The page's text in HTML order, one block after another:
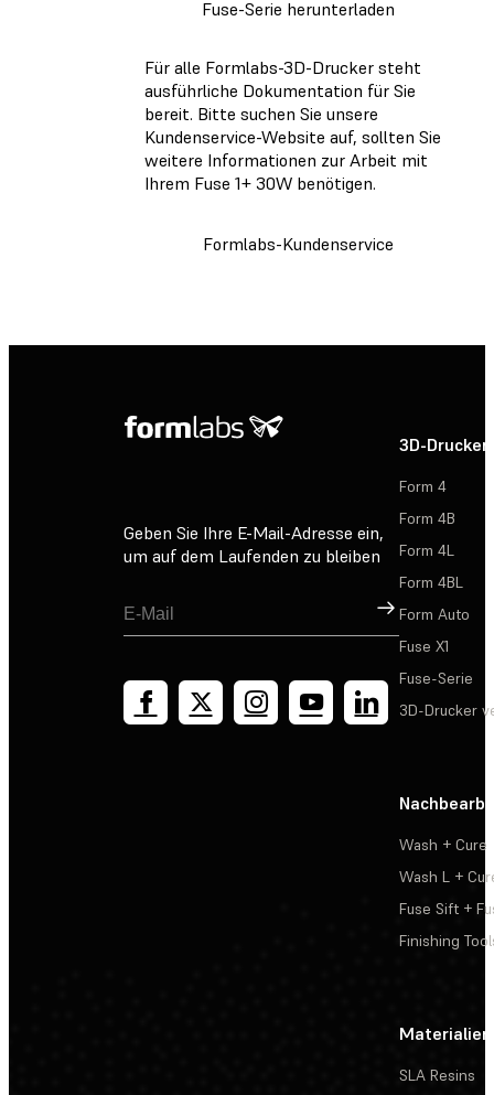
Fuse-Serie herunterladen
Für alle Formlabs-3D-Drucker steht
ausführliche Dokumentation für Sie
bereit. Bitte suchen Sie unsere
Kundenservice-Website auf, sollten Sie
weitere Informationen zur Arbeit mit
Ihrem Fuse 1+ 30W benötigen.
Formlabs-Kundenservice
Geben Sie Ihre E-Mail-Adresse ein,
um auf dem Laufenden zu bleiben
Registrieren
3D-Drucker
Form 4
Form 4B
Form 4L
Form 4BL
Form Auto
Fuse X1
Fuse-Serie
3D-Drucker
Wash + Cure
Wash L +
Fuse Sift +
Finishing
Materialien
SLA Resins